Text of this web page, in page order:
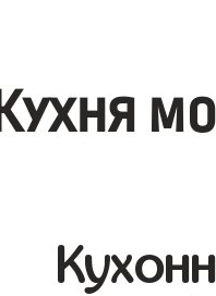
Кухня